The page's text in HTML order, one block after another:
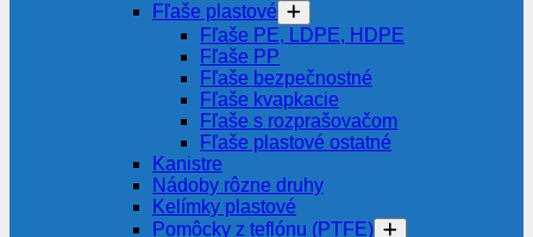
Fľaše plastové
Fľaše PE, LDPE, HDPE
Fľaše PP
Fľaše bezpečnostné
Fľaše kvapkacie
Fľaše s rozprašovačom
Fľaše plastové ostatné
Kanistre
Nádoby rôzne druhy
Kelímky plastové
Pomôcky z teflónu (PTFE)